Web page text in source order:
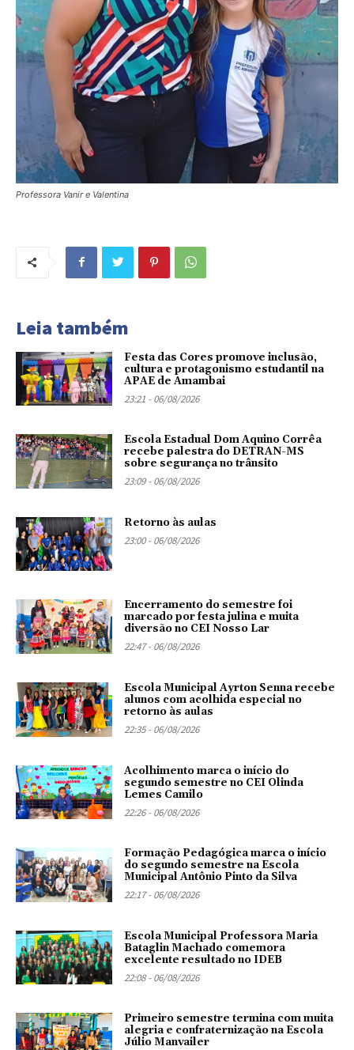
Professora Vanir e Valentina
Leia também
Festa das Cores promove inclusão,
cultura e protagonismo estudantil na
APAE de Amambai
23:21 - 06/08/2026
Escola Estadual Dom Aquino Corrêa
recebe palestra do DETRAN-MS
sobre segurança no trânsito
23:09 - 06/08/2026
Retorno às aulas
23:00 - 06/08/2026
Encerramento do semestre foi
marcado por festa julina e muita
diversão no CEI Nosso Lar
22:47 - 06/08/2026
Escola Municipal Ayrton Senna recebe
alunos com acolhida especial no
retorno às aulas
22:35 - 06/08/2026
Acolhimento marca o início do
segundo semestre no CEI Olinda
Lemes Camilo
22:26 - 06/08/2026
Formação Pedagógica marca o início
do segundo semestre na Escola
Municipal Antônio Pinto da Silva
22:17 - 06/08/2026
Escola Municipal Professora Maria
Bataglin Machado comemora
excelente resultado no IDEB
22:08 - 06/08/2026
Primeiro semestre termina com muita
alegria e confraternização na Escola
Júlio Manvailer